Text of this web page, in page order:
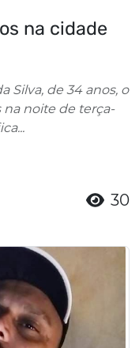
na cidade
Silva, de 34 anos, o
na noite de terça-
30